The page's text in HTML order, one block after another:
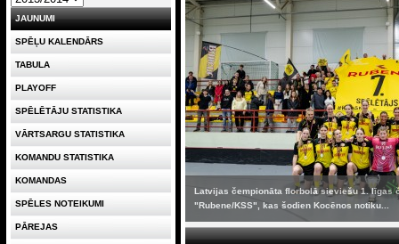
Latvijas čempionāta florbolā sieviešu 1. līgas
"Rubene/KSS", kas šodien Kocēnos notiku...
JAUNUMI
SPĒĻU KALENDĀRS
TABULA
PLAYOFF
SPĒLĒTĀJU STATISTIKA
VĀRTSARGU STATISTIKA
KOMANDU STATISTIKA
KOMANDAS
SPĒLES NOTEIKUMI
PĀREJAS